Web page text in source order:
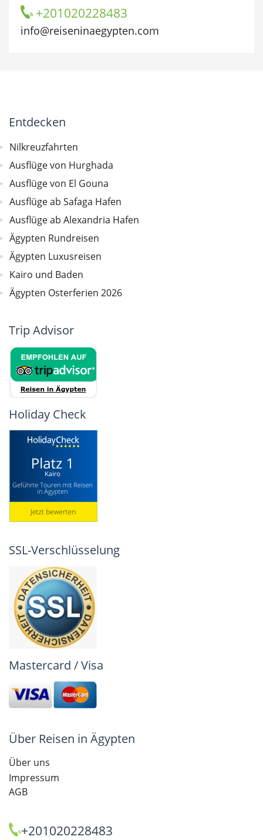
+201020228483
info@reiseninaegypten.com
Entdecken
Nilkreuzfahrten
Ausflüge von Hurghada
Ausflüge von El Gouna
Ausflüge ab Safaga Hafen
Ausflüge ab Alexandria Hafen
Ägypten Rundreisen
Ägypten Luxusreisen
Kairo und Baden
Ägypten Osterferien 2026
Trip Advisor
Holiday Check
SSL-Verschlüsselung
Mastercard / Visa
Über Reisen in Ägypten
Über uns
Impressum
AGB
+201020228483